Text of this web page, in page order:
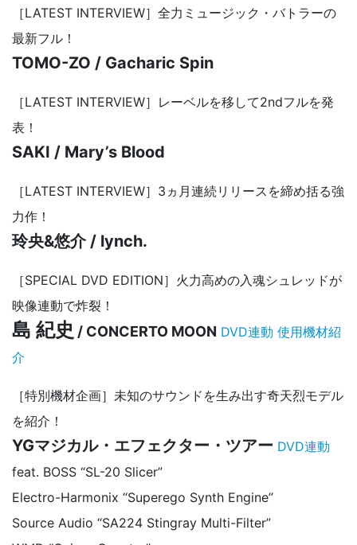
［LATEST INTERVIEW］全力ミュージック・バトラーの
最新フル！
TOMO-ZO / Gacharic Spin
［LATEST INTERVIEW］レーベルを移して2ndフルを発
表！
SAKI / Mary’s Blood
［LATEST INTERVIEW］3ヵ月連続リリースを締め括る強
力作！
玲央&悠介 / lynch.
［SPECIAL DVD EDITION］火力高めの入魂シュレッドが
映像連動で炸裂！
島 紀史 / CONCERTO MOON DVD連動 使用機材紹
介
［特別機材企画］未知のサウンドを生み出す奇天烈モデル
を紹介！
YGマジカル・エフェクター・ツアー DVD連動
feat. BOSS “SL-20 Slicer”
Electro-Harmonix “Superego Synth Engine”
Source Audio “SA224 Stingray Multi-Filter”